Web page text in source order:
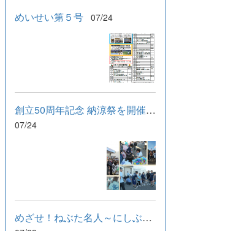
めいせい第５号 07/24
創立50周年記念 納涼祭を開催しました！
07/24
めざせ！ねぶた名人～にしぶんねぶたまつり～